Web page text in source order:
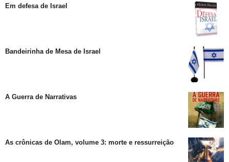
Em defesa de Israel
Bandeirinha de Mesa de Israel
A Guerra de Narrativas
As crônicas de Olam, volume 3: morte e ressurreição